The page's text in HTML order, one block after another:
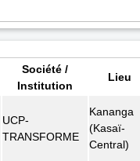
Société /
Institution
Lieu
UCP-
TRANSFORME
Kananga
(Kasaï-
Central)